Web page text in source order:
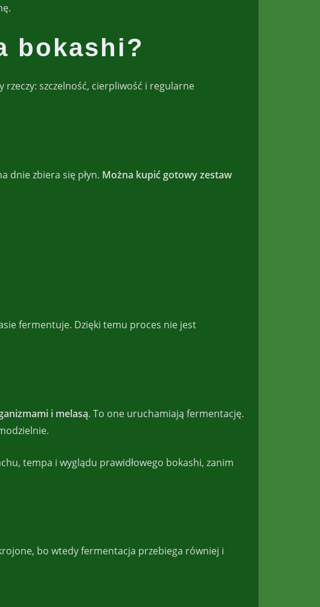
bokashi?
szczelność, cierpliwość i regularne
dnie zbiera się płyn. Można kupić gotowy zestaw
fermentuje. Dzięki temu proces nie jest
i melasą. To one uruchamiają fermentację.
tempa i wyglądu prawidłowego bokashi, zanim
bo wtedy fermentacja przebiega równiej i